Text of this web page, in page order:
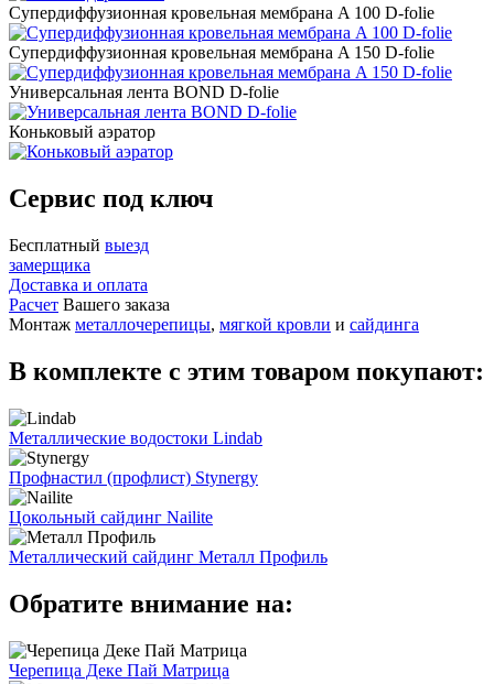
Супердиффузионная кровельная мембрана A 100 D-folie
Супердиффузионная кровельная мембрана A 150 D-folie
Универсальная лента BOND D-folie
Коньковый аэратор
Сервис под ключ
Бесплатный выезд
замерщика
Доставка и оплата
Расчет Вашего заказа
Монтаж металлочерепицы, мягкой кровли и сайдинга
В комплекте с этим товаром покупают:
Металлические водостоки Lindab
Профнастил (профлист) Stynergy
Цокольный сайдинг Nailite
Металлический сайдинг Металл Профиль
Обратите внимание на:
Черепица Деке Пай Матрица